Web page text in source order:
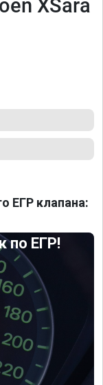
XSara
ЕГР клапана:
по ЕГР!